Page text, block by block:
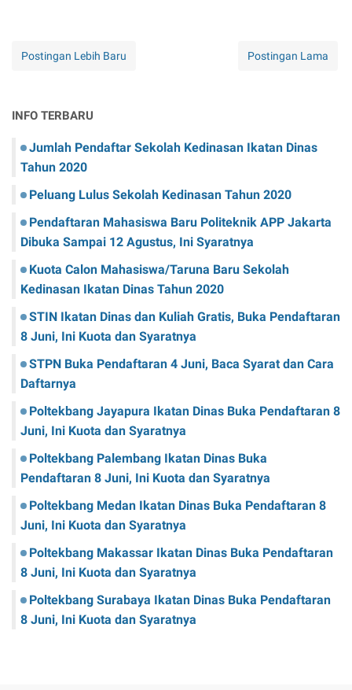
Postingan Lebih Baru Postingan Lama
INFO TERBARU
Jumlah Pendaftar Sekolah Kedinasan Ikatan Dinas
Tahun 2020
Peluang Lulus Sekolah Kedinasan Tahun 2020
Pendaftaran Mahasiswa Baru Politeknik APP Jakarta
Dibuka Sampai 12 Agustus, Ini Syaratnya
Kuota Calon Mahasiswa/Taruna Baru Sekolah
Kedinasan Ikatan Dinas Tahun 2020
STIN Ikatan Dinas dan Kuliah Gratis, Buka Pendaftaran
8 Juni, Ini Kuota dan Syaratnya
STPN Buka Pendaftaran 4 Juni, Baca Syarat dan Cara
Daftarnya
Poltekbang Jayapura Ikatan Dinas Buka Pendaftaran 8
Juni, Ini Kuota dan Syaratnya
Poltekbang Palembang Ikatan Dinas Buka
Pendaftaran 8 Juni, Ini Kuota dan Syaratnya
Poltekbang Medan Ikatan Dinas Buka Pendaftaran 8
Juni, Ini Kuota dan Syaratnya
Poltekbang Makassar Ikatan Dinas Buka Pendaftaran
8 Juni, Ini Kuota dan Syaratnya
Poltekbang Surabaya Ikatan Dinas Buka Pendaftaran
8 Juni, Ini Kuota dan Syaratnya